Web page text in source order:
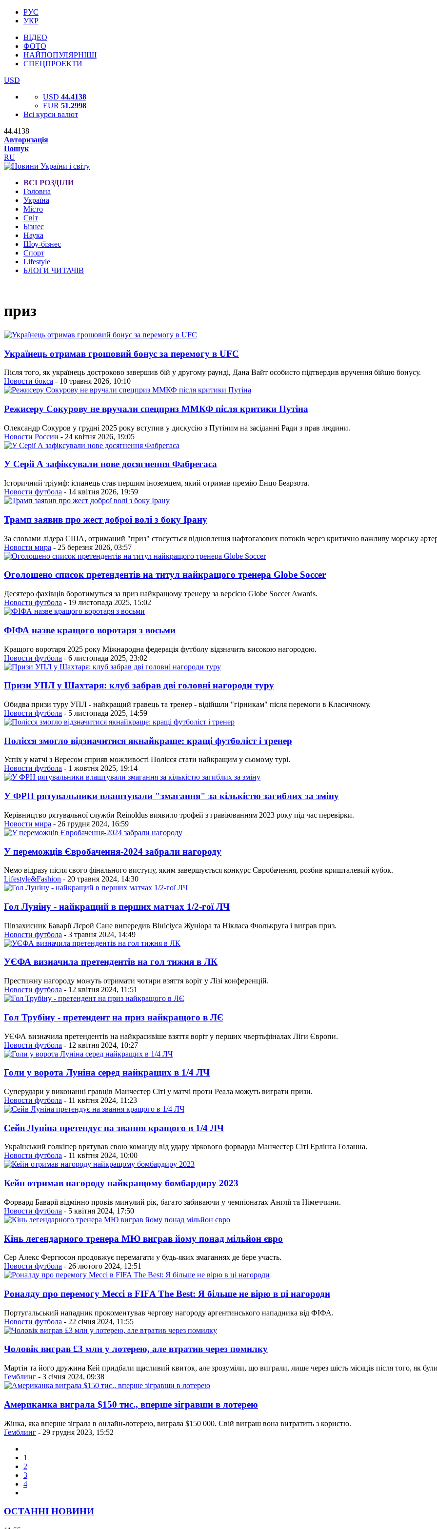
РУС
УКР
ВІДЕО
ФОТО
НАЙПОПУЛЯРНІШІ
СПЕЦПРОЕКТИ
USD
USD 44.4138
EUR 51.2998
Всі курси валют
44.4138
Авторизація
Пошук
RU
ВСІ РОЗДІЛИ
Головна
Україна
Місто
Світ
Бізнес
Наука
Шоу-бізнес
Спорт
Lifestyle
БЛОГИ ЧИТАЧІВ
приз
Українець отримав грошовий бонус за перемогу в UFC
Після того, як українець достроково завершив бій у другому раунді, Дана Вайт особисто підтвердив вручення бійцю бонусу.
Новости бокса - 10 травня 2026, 10:10
Режисеру Сокурову не вручали спецприз ММКФ після критики Путіна
Олександр Сокуров у грудні 2025 року вступив у дискусію з Путіним на засіданні Ради з прав людини.
Новости России - 24 квітня 2026, 19:05
У Серії А зафіксували нове досягнення Фабрегаса
Історичний тріумф: іспанець став першим іноземцем, який отримав премію Енцо Беарзота.
Новости футбола - 14 квітня 2026, 19:59
Трамп заявив про жест доброї волі з боку Ірану
За словами лідера США, отриманий "приз" стосується відновлення нафтогазових потоків через критично важливу морську
Новости мира - 25 березня 2026, 03:57
Оголошено список претендентів на титул найкращого тренера Globe Soccer
Десятеро фахівців боротимуться за приз найкращому тренеру за версією Globe Soccer Awards.
Новости футбола - 19 листопада 2025, 15:02
ФІФА назве кращого воротаря з восьми
Кращого воротаря 2025 року Міжнародна федерація футболу відзначить високою нагородою.
Новости футбола - 6 листопада 2025, 23:02
Призи УПЛ у Шахтаря: клуб забрав дві головні нагороди туру
Обидва призи туру УПЛ - найкращий гравець та тренер - відійшли "гірникам" після перемоги в Класичному.
Новости футбола - 5 листопада 2025, 14:59
Полісся змогло відзначитися якнайкраще: кращі футболіст і тренер
Успіх у матчі з Вересом сприяв можливості Полісся стати найкращим у сьомому турі.
Новости футбола - 1 жовтня 2025, 19:14
У ФРН рятувальники влаштували "змагання" за кількістю загиблих за зміну
Керівництво рятувальної служби Reinoldus виявило трофей з гравіюванням 2023 року під час перевірки.
Новости мира - 26 грудня 2024, 16:59
У переможців Євробачення-2024 забрали нагороду
Nемо відразу після свого фінального виступу, яким завершується конкурс Євробачення, розбив кришталевий кубок.
Lifestyle&Fashion - 20 травня 2024, 14:30
Гол Луніну - найкращий в перших матчах 1/2-гої ЛЧ
Півзахисник Баварії Лєрой Сане випередив Вінісіуса Жуніора та Нікласа Фюлькруга і виграв приз.
Новости футбола - 3 травня 2024, 14:49
УЄФА визначила претендентів на гол тижня в ЛК
Престижну нагороду можуть отримати чотири взяття воріт у Лізі конференцій.
Новости футбола - 12 квітня 2024, 11:51
Гол Трубіну - претендент на приз найкращого в ЛЄ
УЄФА визначила претендентів на найкрасивіше взяття воріт у перших чвертьфіналах Ліги Європи.
Новости футбола - 12 квітня 2024, 10:27
Голи у ворота Луніна серед найкращих в 1/4 ЛЧ
Суперудари у виконанні гравців Манчестер Сіті у матчі проти Реала можуть виграти призи.
Новости футбола - 11 квітня 2024, 11:23
Сейв Луніна претендує на звання кращого в 1/4 ЛЧ
Український голкіпер врятував свою команду від удару зіркового форварда Манчестер Сіті Ерлінга Голанна.
Новости футбола - 11 квітня 2024, 10:00
Кейн отримав нагороду найкращому бомбардиру 2023
Форвард Баварії відмінно провів минулий рік, багато забиваючи у чемпіонатах Англії та Німеччини.
Новости футбола - 5 квітня 2024, 17:50
Кінь легендарного тренера МЮ виграв йому понад мільйон євро
Сер Алекс Фергюсон продовжує перемагати у будь-яких змаганнях де бере участь.
Новости футбола - 26 лютого 2024, 12:51
Роналду про перемогу Мессі в FIFA The Best: Я більше не вірю в ці нагороди
Португальський нападник прокоментував чергову нагороду аргентинського нападника від ФІФА.
Новости футбола - 22 січня 2024, 11:55
Чоловік виграв £3 млн у лотерею, але втратив через помилку
Мартін та його дружина Кей придбали щасливий квиток, але зрозуміли, що виграли, лише через шість місяців після того, як
Гемблинг - 3 січня 2024, 09:38
Американка виграла $150 тис., вперше зігравши в лотерею
Жінка, яка вперше зіграла в онлайн-лотерею, виграла $150 000. Свій виграш вона витратить з користю.
Гемблинг - 29 грудня 2023, 15:52
1
2
3
4
ОСТАННІ НОВИНИ